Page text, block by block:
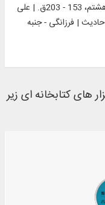
علی بن موسی (ع)، امام هشتم، 153 - 203ق. | علی
هشتم، 153 - 203ق. - احادیث | فرزانگی - جنبه
های کتابخانه ای زیر